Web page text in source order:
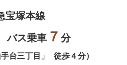
宝塚本線
バス乗車７ 分
手台三丁目」 徒歩４分）